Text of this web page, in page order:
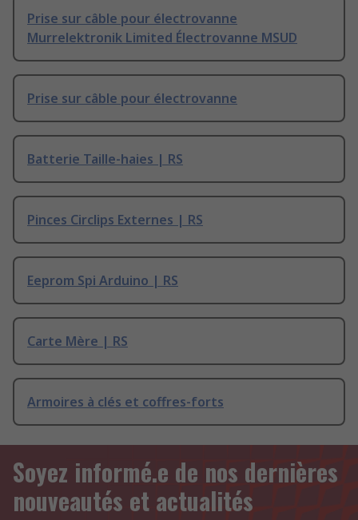
Prise sur câble pour électrovanne
Murrelektronik Limited Électrovanne MSUD
Prise sur câble pour électrovanne
Batterie Taille-haies | RS
Pinces Circlips Externes | RS
Eeprom Spi Arduino | RS
Carte Mère | RS
Armoires à clés et coffres-forts
Soyez informé.e de nos dernières
nouveautés et actualités